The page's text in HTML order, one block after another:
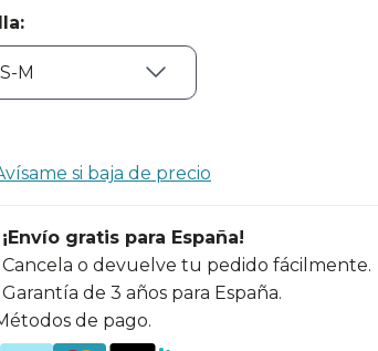
:
si baja de precio
¡Envío gratis para España!
Cancela o devuelve tu pedido fácilmente.
Garantía de 3 años para España.
de pago.